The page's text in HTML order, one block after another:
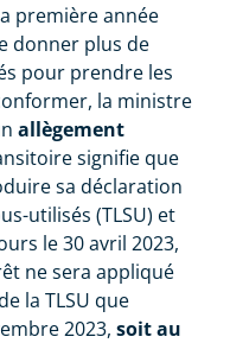
première année
donner plus de
pour prendre les
la ministre
allègement
signifie que
sa déclaration
utilisés (TLSU) et
le 30 avril 2023,
ne sera appliqué
la TLSU que
2023, soit au